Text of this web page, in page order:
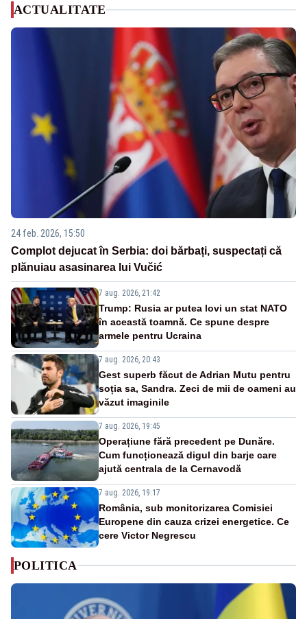
ACTUALITATE
24 feb. 2026, 15:50
Complot dejucat în Serbia: doi bărbați, suspectați că
plănuiau asasinarea lui Vučić
7 aug. 2026, 21:42
Trump: Rusia ar putea lovi un stat NATO
în această toamnă. Ce spune despre
armele pentru Ucraina
7 aug. 2026, 20:43
Gest superb făcut de Adrian Mutu pentru
soția sa, Sandra. Zeci de mii de oameni au
văzut imaginile
7 aug. 2026, 19:45
Operațiune fără precedent pe Dunăre.
Cum funcționează digul din barje care
ajută centrala de la Cernavodă
7 aug. 2026, 19:17
România, sub monitorizarea Comisiei
Europene din cauza crizei energetice. Ce
cere Victor Negrescu
POLITICA